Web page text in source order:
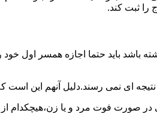
را ثبت کند.
باید حتما اجازه همسر اول خود
ای نمی رسند.دلیل آنهم این است
در صورت فوت مرد و یا زن،هیچکدام از